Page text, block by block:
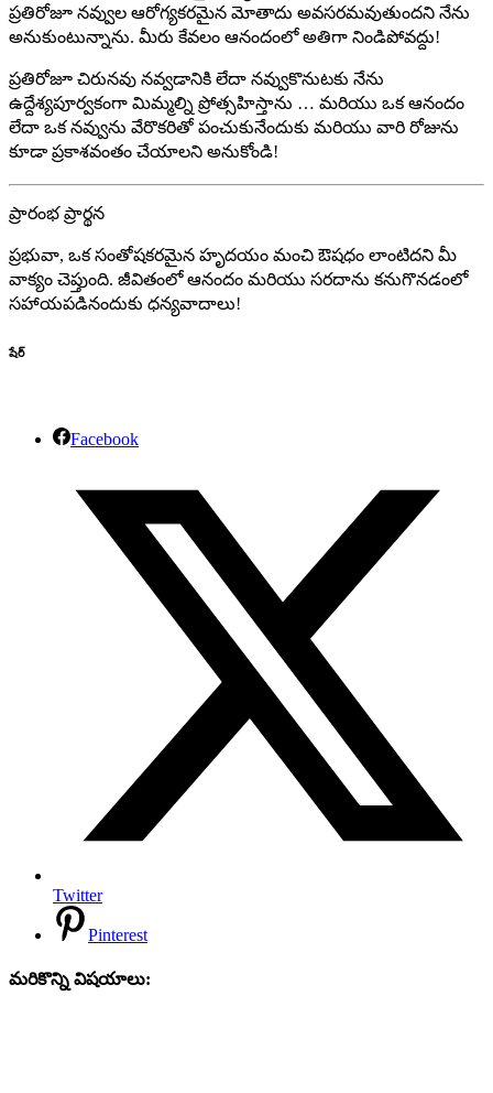
ప్రతిరోజూ నవ్వుల ఆరోగ్యకరమైన మోతాదు అవసరమవుతుందని నేను
అనుకుంటున్నాను. మీరు కేవలం ఆనందంలో అతిగా నిండిపోవద్దు!
ప్రతిరోజూ చిరునవు నవ్వడానికి లేదా నవ్వుకొనుటకు నేను
ఉద్దేశ్యపూర్వకంగా మిమ్మల్ని ప్రోత్సహిస్తాను … మరియు ఒక ఆనందం
లేదా ఒక నవ్వును వేరొకరితో పంచుకునేందుకు మరియు వారి రోజును
కూడా ప్రకాశవంతం చేయాలని అనుకోండి!
ప్రారంభ ప్రార్థన
ప్రభువా, ఒక సంతోషకరమైన హృదయం మంచి ఔషధం లాంటిదని మీ
వాక్యం చెప్తుంది. జీవితంలో ఆనందం మరియు సరదాను కనుగొనడంలో
సహాయపడినందుకు ధన్యవాదాలు!
షేర్
Facebook
Twitter
Pinterest
మరికొన్ని విషయాలు: